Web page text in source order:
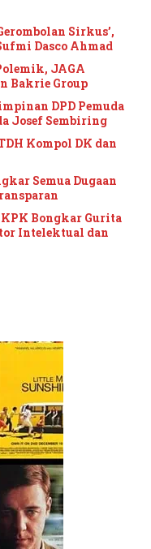
Sirkus’,
Dasco Ahmad
JAGA
Bakrie Group
DPD Pemuda
Josef Sembiring
Kompol DK dan
Semua Dugaan
Bongkar Gurita
Intelektual dan